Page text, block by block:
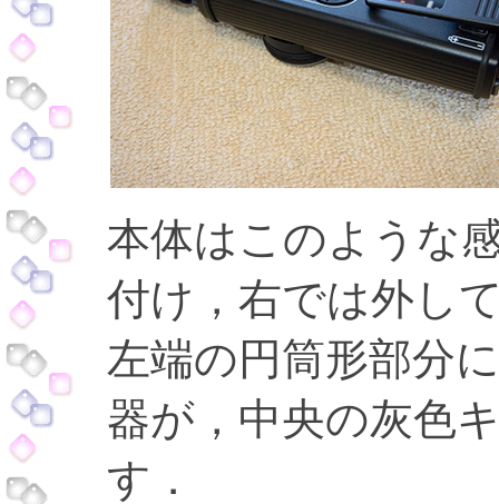
本体はこのような
付け，右では外し
左端の円筒形部分
器が，中央の灰色
す．